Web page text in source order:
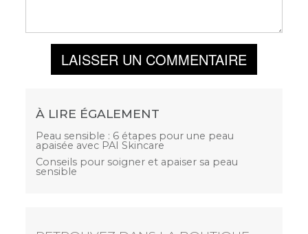
LAISSER UN COMMENTAIRE
À LIRE ÉGALEMENT
Peau sensible : 6 étapes pour une peau
apaisée avec PAI Skincare
Conseils pour soigner et apaiser sa peau
sensible